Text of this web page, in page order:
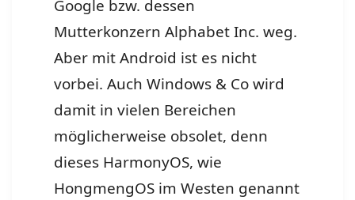
Google bzw. dessen
Mutterkonzern Alphabet Inc. weg.
Aber mit Android ist es nicht
vorbei. Auch Windows & Co wird
damit in vielen Bereichen
möglicherweise obsolet, denn
dieses HarmonyOS, wie
HongmengOS im Westen genannt